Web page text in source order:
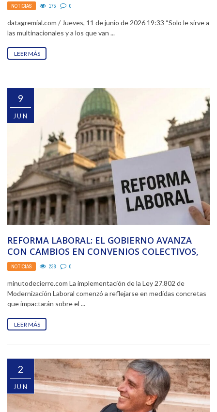
NOTICIAS 175 0
datagremial.com / Jueves, 11 de junio de 2026 19:33 “Solo le sirve a
las multinacionales y a los que van ...
LEER MÁS
9
JUN
REFORMA LABORAL: EL GOBIERNO AVANZA
CON CAMBIOS EN CONVENIOS COLECTIVOS,
SINDICATOS E INDEMNIZACIONES
NOTICIAS 238 0
minutodecierre.com La implementación de la Ley 27.802 de
Modernización Laboral comenzó a reflejarse en medidas concretas
que impactarán sobre el ...
LEER MÁS
2
JUN